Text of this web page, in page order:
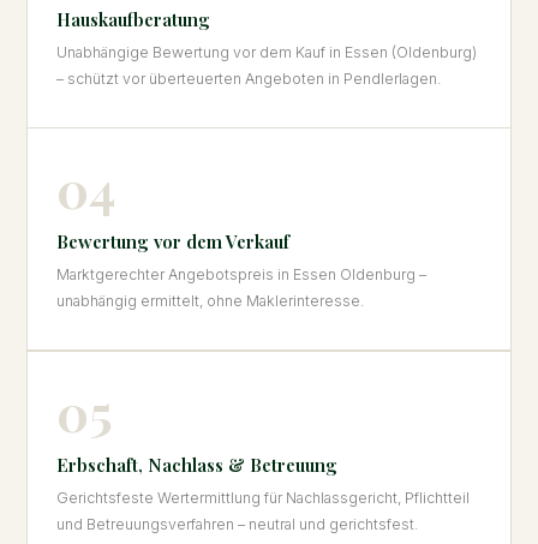
Hauskaufberatung
Unabhängige Bewertung vor dem Kauf in Essen (Oldenburg)
– schützt vor überteuerten Angeboten in Pendlerlagen.
04
Bewertung vor dem Verkauf
Marktgerechter Angebotspreis in Essen Oldenburg –
unabhängig ermittelt, ohne Maklerinteresse.
05
Erbschaft, Nachlass & Betreuung
Gerichtsfeste Wertermittlung für Nachlassgericht, Pflichtteil
und Betreuungsverfahren – neutral und gerichtsfest.